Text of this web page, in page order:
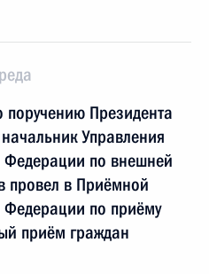
Президента
Управления
Федерации по внешней
провел в Приёмной
Федерации по приёму
приём граждан